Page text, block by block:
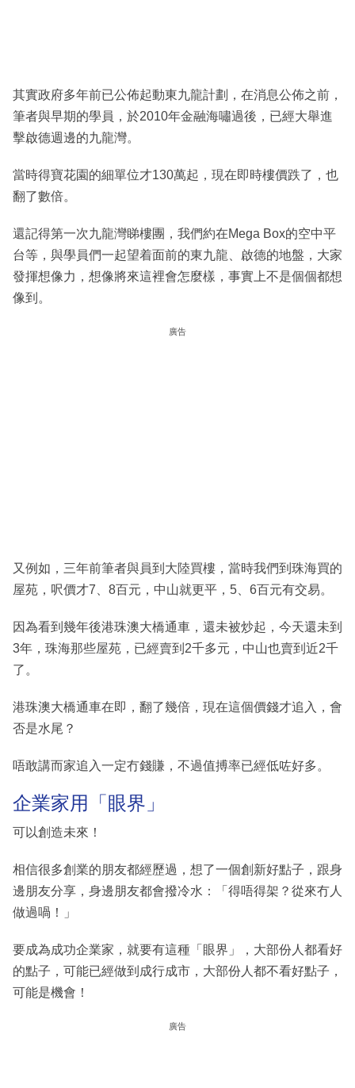
其實政府多年前已公佈起動東九龍計劃，在消息公佈之前，
筆者與早期的學員，於2010年金融海嘯過後，已經大舉進
擊啟德週邊的九龍灣。
當時得寶花園的細單位才130萬起，現在即時樓價跌了，也
翻了數倍。
還記得第一次九龍灣睇樓團，我們約在Mega Box的空中平
台等，與學員們一起望着面前的東九龍、啟德的地盤，大家
發揮想像力，想像將來這裡會怎麼樣，事實上不是個個都想
像到。
廣告
又例如，三年前筆者與員到大陸買樓，當時我們到珠海買的
屋苑，呎價才7、8百元，中山就更平，5、6百元有交易。
因為看到幾年後港珠澳大橋通車，還未被炒起，今天還未到
3年，珠海那些屋苑，已經賣到2千多元，中山也賣到近2千
了。
港珠澳大橋通車在即，翻了幾倍，現在這個價錢才追入，會
否是水尾？
唔敢講而家追入一定冇錢賺，不過值搏率已經低咗好多。
企業家用「眼界」
可以創造未來！
相信很多創業的朋友都經歷過，想了一個創新好點子，跟身
邊朋友分享，身邊朋友都會撥冷水：「得唔得架？從來冇人
做過喎！」
要成為成功企業家，就要有這種「眼界」，大部份人都看好
的點子，可能已經做到成行成市，大部份人都不看好點子，
可能是機會！
廣告